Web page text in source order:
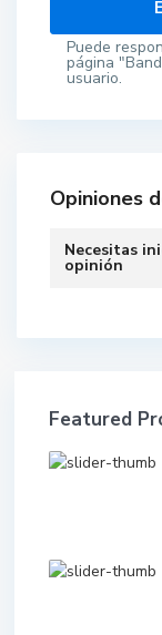
Puede
página
usuario.
Opiniones
Necesitas
opinión
Featured